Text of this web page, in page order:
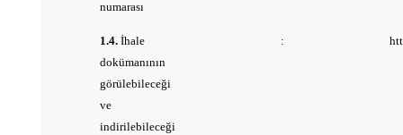
numarası
1.4. İhale
dokümanının
görülebileceği
ve
indirilebileceği
: